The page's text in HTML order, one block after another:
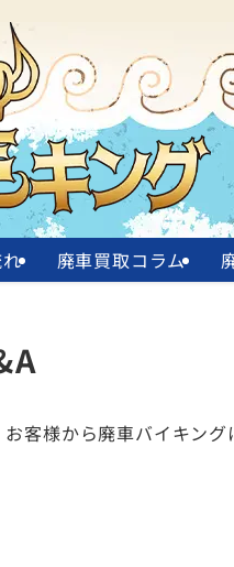
廃車買取コラム
客様から廃車バイキン